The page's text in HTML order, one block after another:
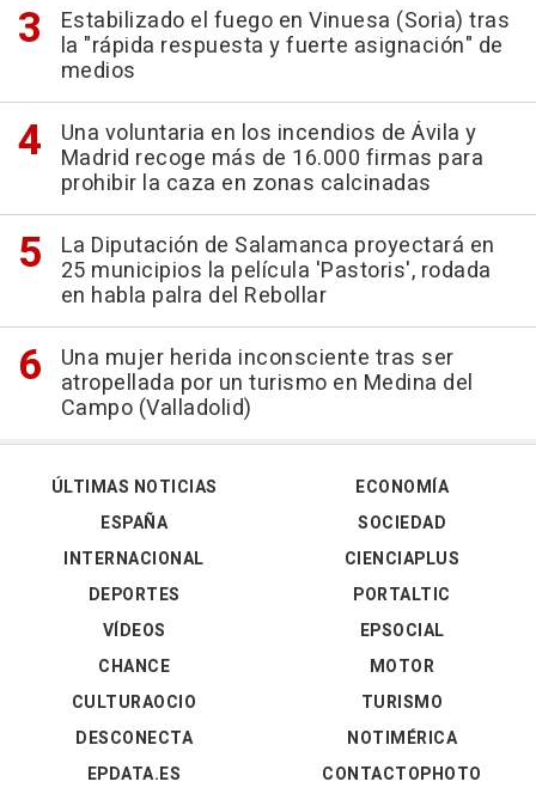
Estabilizado el fuego en Vinuesa (Soria) tras
la "rápida respuesta y fuerte asignación" de
medios
Una voluntaria en los incendios de Ávila y
Madrid recoge más de 16.000 firmas para
prohibir la caza en zonas calcinadas
La Diputación de Salamanca proyectará en
25 municipios la película 'Pastoris', rodada
en habla palra del Rebollar
Una mujer herida inconsciente tras ser
atropellada por un turismo en Medina del
Campo (Valladolid)
ÚLTIMAS NOTICIAS
ESPAÑA
INTERNACIONAL
DEPORTES
VÍDEOS
ECONOMÍA
SOCIEDAD
CIENCIAPLUS
PORTALTIC
EPSOCIAL
CHANCE
CULTURAOCIO
DESCONECTA
EPDATA.ES
MOTOR
TURISMO
NOTIMÉRICA
CONTACTOPHOTO